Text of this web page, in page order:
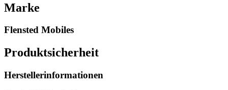
Marke
Flensted Mobiles
Produktsicherheit
Herstellerinformationen